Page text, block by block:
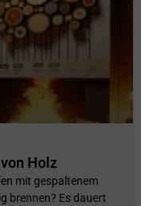
Holz
mit gespaltenem
brennen? Es dauert